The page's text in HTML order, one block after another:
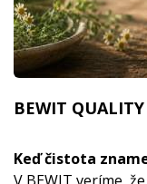
BEWIT QUALITY
Keď čistota